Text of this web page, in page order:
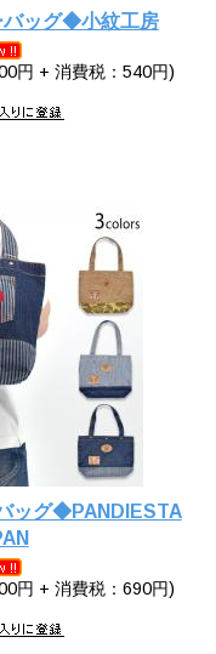
バッグ◆小紋工房
円 + 消費税：540円)
ッグ◆PANDIESTA
円 + 消費税：690円)